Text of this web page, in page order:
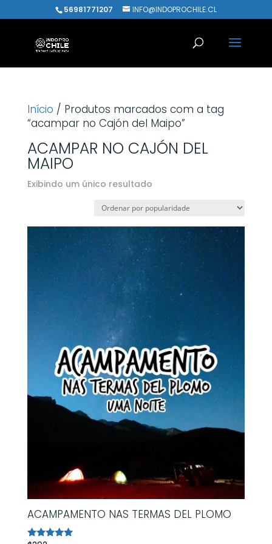
56981771207 INFO@INDOPROCHILE.CL
Início / Produtos marcados com a tag
“acampar no Cajón del Maipo”
ACAMPAR NO CAJÓN DEL
MAIPO
Exibindo um único resultado
ACAMPAMENTO NAS TERMAS DEL PLOMO